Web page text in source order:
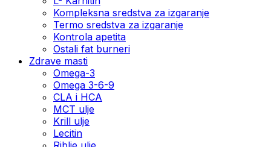
Kompleksna sredstva za izgaranje
Termo sredstva za izgaranje
Kontrola apetita
Ostali fat burneri
Zdrave masti
Omega-3
Omega 3-6-9
CLA i HCA
MCT ulje
Krill ulje
Lecitin